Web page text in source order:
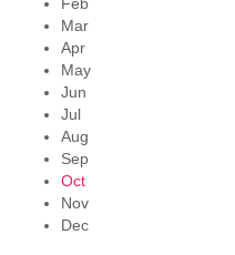
Mar
Apr
May
Jun
Jul
Aug
Sep
Oct
Nov
Dec